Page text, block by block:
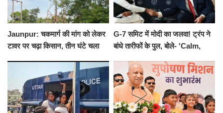
Jaunpur: चकमार्ग की मांग को लेकर
टावर पर चढ़ा किसान, तीन घंटे चला
G-7 समिट में मोदी का जलवा! ट्रंप ने
बांधे तारीफों के पुल, बोले- 'Calm,